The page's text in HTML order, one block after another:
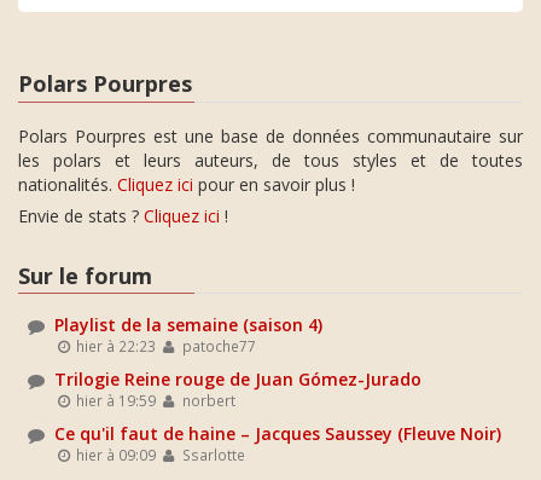
Polars Pourpres
Polars Pourpres est une base de données communautaire sur
les polars et leurs auteurs, de tous styles et de toutes
nationalités. Cliquez ici pour en savoir plus !
Envie de stats ? Cliquez ici !
Sur le forum
Playlist de la semaine (saison 4)
hier à 22:23 patoche77
Trilogie Reine rouge de Juan Gómez-Jurado
hier à 19:59 norbert
Ce qu'il faut de haine – Jacques Saussey (Fleuve Noir)
hier à 09:09 Ssarlotte